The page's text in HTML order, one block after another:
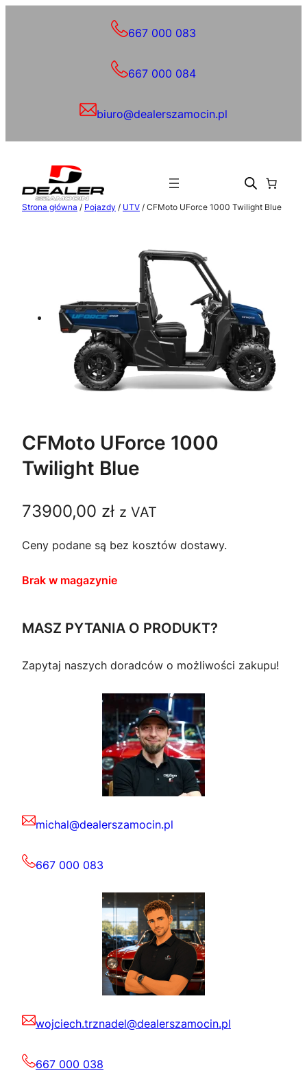
667 000 083
667 000 084
biuro@dealerszamocin.pl
Strona główna / Pojazdy / UTV / CFMoto UForce 1000 Twilight Blue
CFMoto UForce 1000
Twilight Blue
73900,00 zł z VAT
Ceny podane są bez kosztów dostawy.
Brak w magazynie
MASZ PYTANIA O PRODUKT?
Zapytaj naszych doradców o możliwości zakupu!
michal@dealerszamocin.pl
667 000 083
wojciech.trznadel@dealerszamocin.pl
667 000 038